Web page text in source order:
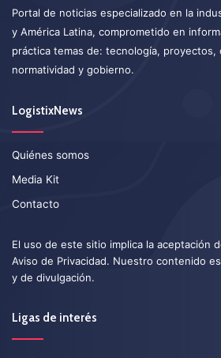
Portal de noticias especializado en la
y América Latina, comprometido en
práctica temas de: tecnología, proyectos,
normatividad y gobierno.
LogistixNews
Quiénes somos
Media Kit
Contacto
El uso de este sitio implica la aceptación
Aviso de Privacidad. Nuestro contenido
y de divulgación.
Ligas de interés